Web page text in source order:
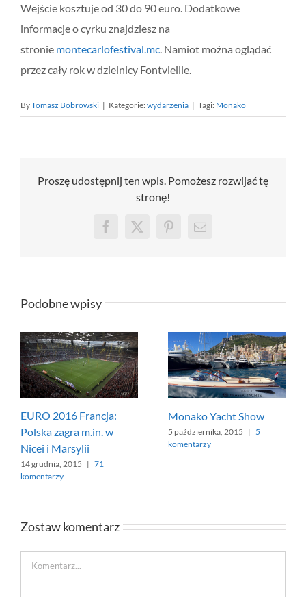
Wejście kosztuje od 30 do 90 euro. Dodatkowe
informacje o cyrku znajdziesz na
stronie montecarlofestival.mc . Namiot można oglądać
przez cały rok w dzielnicy Fontvieille.
ByTomasz Bobrowski | Kategorie:wydarzenia | Tagi: Monako
Proszę udostępnij ten wpis. Pomożesz rozwijać tę
stronę!
Facebook
X PinterestEmail
Podobne wpisy
EURO 2016 Francja:
Polska zagra m.in. w
Nicei i Marsylii
14 grudnia, 2015 | 71
komentarzy
Monako Yacht Show
5 października, 2015 | 5
komentarzy
Zostaw komentarz
Comment